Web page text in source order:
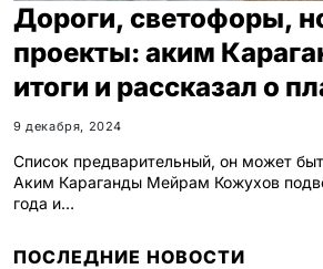
Дороги, светофоры,
проекты: аким
итоги и рассказал о
2025 год
9 декабря, 2024
Список предварительный, он может
Аким Караганды Мейрам Кожухов
года и…
ПОСЛЕДНИЕ НОВОСТИ